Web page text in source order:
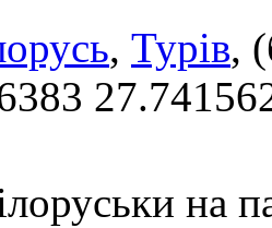
, Турів,
на